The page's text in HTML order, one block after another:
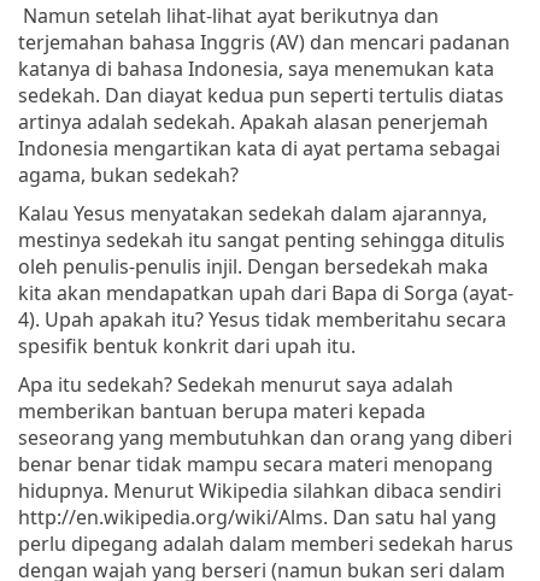
Namun setelah lihat-lihat ayat berikutnya dan
terjemahan bahasa Inggris (AV) dan mencari padanan
katanya di bahasa Indonesia, saya menemukan kata
sedekah. Dan diayat kedua pun seperti tertulis diatas
artinya adalah sedekah. Apakah alasan penerjemah
Indonesia mengartikan kata di ayat pertama sebagai
agama, bukan sedekah?
Kalau Yesus menyatakan sedekah dalam ajarannya,
mestinya sedekah itu sangat penting sehingga ditulis
oleh penulis-penulis injil. Dengan bersedekah maka
kita akan mendapatkan upah dari Bapa di Sorga (ayat-
4). Upah apakah itu? Yesus tidak memberitahu secara
spesifik bentuk konkrit dari upah itu.
Apa itu sedekah? Sedekah menurut saya adalah
memberikan bantuan berupa materi kepada
seseorang yang membutuhkan dan orang yang diberi
benar benar tidak mampu secara materi menopang
hidupnya. Menurut Wikipedia silahkan dibaca sendiri
http://en.wikipedia.org/wiki/Alms. Dan satu hal yang
perlu dipegang adalah dalam memberi sedekah harus
dengan wajah yang berseri (namun bukan seri dalam